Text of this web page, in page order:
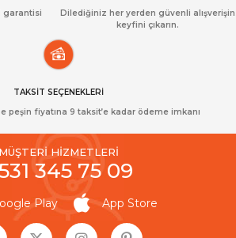
garantisi
Dilediğiniz her yerden güvenli alışverişin
keyfini çıkarın.
TAKSİT SEÇENEKLERİ
peşin fiyatına 9 taksit’e kadar ödeme imkanı
MÜŞTERİ HİZMETLERİ
345 75 09
Play App Store